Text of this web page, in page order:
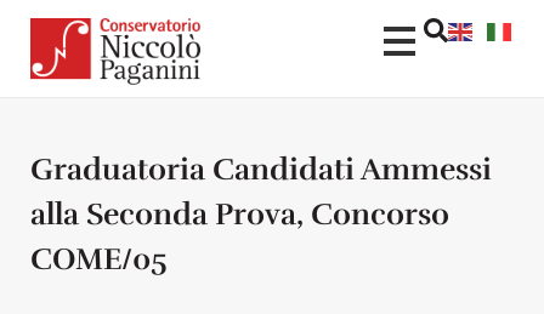
Graduatoria Candidati Ammessi
alla Seconda Prova, Concorso
COME/05